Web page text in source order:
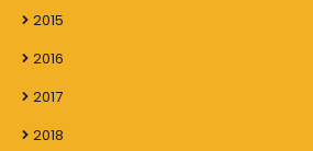
2015
2016
2017
2018